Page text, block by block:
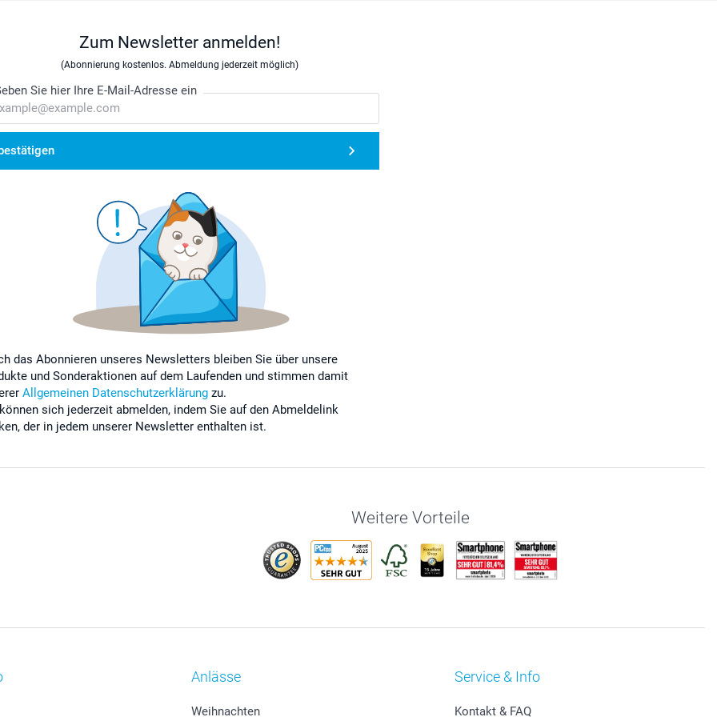
Zum Newsletter anmelden!
(Abonnierung kostenlos. Abmeldung jederzeit möglich)
Sie hier Ihre E-Mail-Adresse ein
das Abonnieren unseres Newsletters bleiben Sie über unsere
und Sonderaktionen auf dem Laufenden und stimmen damit
Allgemeinen Datenschutzerklärung zu.
sich jederzeit abmelden, indem Sie auf den Abmeldelink
der in jedem unserer Newsletter enthalten ist.
Weitere Vorteile
Anlässe
Weihnachten
Service & Info
Kontakt & FAQ